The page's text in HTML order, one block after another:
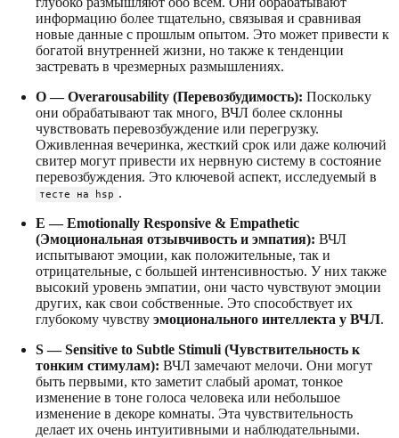
информацию более тщательно, связывая и сравнивая
новые данные с прошлым опытом. Это может привести к
богатой внутренней жизни, но также к тенденции
застревать в чрезмерных размышлениях.
O — Overarousability (Перевозбудимость): Поскольку
они обрабатывают так много, ВЧЛ более склонны
чувствовать перевозбуждение или перегрузку.
Оживленная вечеринка, жесткий срок или даже колючий
свитер могут привести их нервную систему в состояние
перевозбуждения. Это ключевой аспект, исследуемый в
тесте на hsp .
E — Emotionally Responsive & Empathetic
(Эмоциональная отзывчивость и эмпатия): ВЧЛ
испытывают эмоции, как положительные, так и
отрицательные, с большей интенсивностью. У них также
высокий уровень эмпатии, они часто чувствуют эмоции
других, как свои собственные. Это способствует их
глубокому чувству эмоционального интеллекта у ВЧЛ.
S — Sensitive to Subtle Stimuli (Чувствительность к
тонким стимулам): ВЧЛ замечают мелочи. Они могут
быть первыми, кто заметит слабый аромат, тонкое
изменение в тоне голоса человека или небольшое
изменение в декоре комнаты. Эта чувствительность
делает их очень интуитивными и наблюдательными.